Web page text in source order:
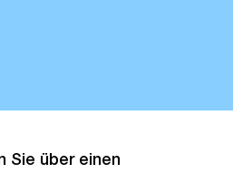
Sie über einen